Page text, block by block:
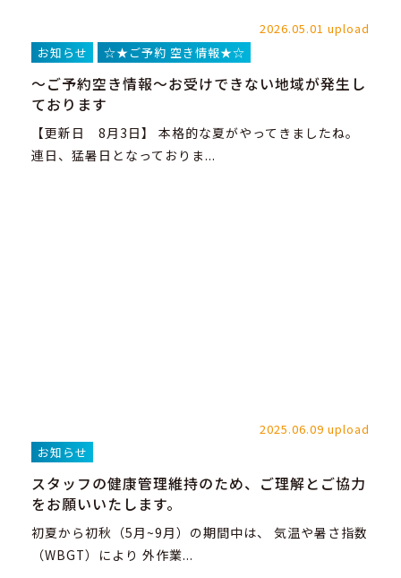
2026.05.01 upload
お知らせ
☆★ご予約 空き情報★☆
～ご予約空き情報～お受けできない地域が発生し
ております
【更新日 8月3日】 本格的な夏がやってきましたね。
連日、猛暑日となっておりま...
2025.06.09 upload
お知らせ
スタッフの健康管理維持のため、ご理解とご協力
をお願いいたします。
初夏から初秋（5月~9月）の期間中は、 気温や暑さ指数
（WBGT）により 外作業...